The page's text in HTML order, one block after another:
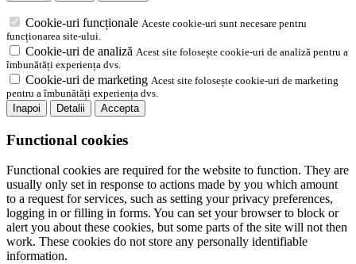
Cookie-uri funcționale Aceste cookie-uri sunt necesare pentru
funcționarea site-ului.
Cookie-uri de analiză Acest site folosește cookie-uri de analiză pentru a
îmbunătăți experiența dvs.
Cookie-uri de marketing Acest site folosește cookie-uri de marketing
pentru a îmbunătăți experiența dvs.
Inapoi
Detalii Accepta
Functional cookies
Functional cookies are required for the website to function. They are
usually only set in response to actions made by you which amount
to a request for services, such as setting your privacy preferences,
logging in or filling in forms. You can set your browser to block or
alert you about these cookies, but some parts of the site will not then
work. These cookies do not store any personally identifiable
information.